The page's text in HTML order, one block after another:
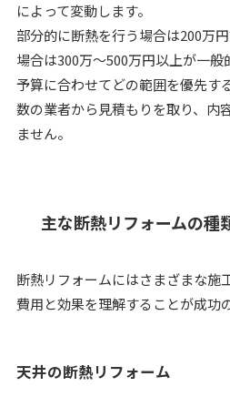
によって変動します。
部分的に断熱を行う場合は200万
場合は300万～500万円以上が一般
予算に合わせてどの範囲を優先す
数の業者から見積もりを取り、内
ません。
主な断熱リフォームの種
断熱リフォームにはさまざまな施
費用と効果を理解することが成功
天井の断熱リフォーム